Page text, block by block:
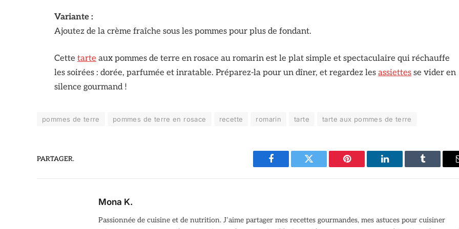
Variante :
Ajoutez de la crème fraîche sous les pommes pour plus de fondant.
Cette tarte aux pommes de terre en rosace au romarin est le plat simple et spectaculaire qui réchauffe
les soirées : dorée, parfumée et inratable. Préparez-la pour un dîner, et regardez les assiettesse vider en
silence gourmand !
pommes de terre pommes de terre en rosace recette romarin tarte tarte aux pommes de terre
PARTAGER.
Facebook Twitter Pinterest LinkedIn Tumblr
Mona K.
Passionnée de cuisine et de nutrition. J’aime partager mes recettes gourmandes, mes astuces pour cuisiner